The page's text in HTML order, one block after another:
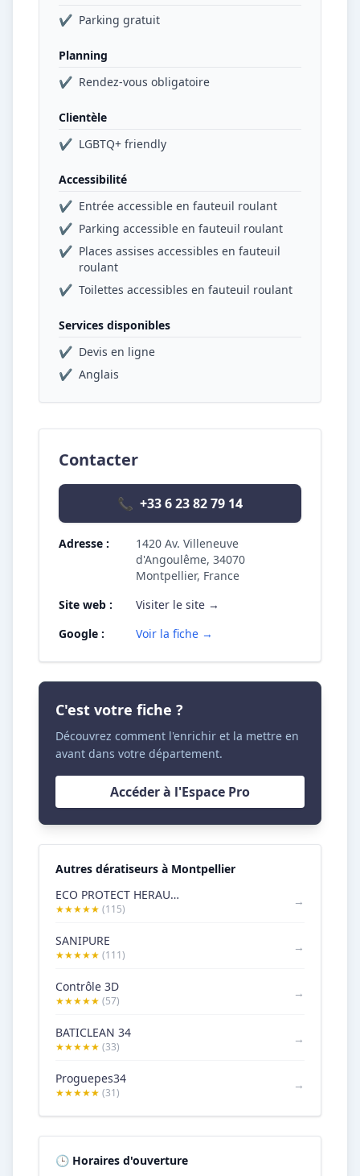
✔ Parking gratuit
Planning
✔ Rendez-vous obligatoire
Clientèle
✔ LGBTQ+ friendly
Accessibilité
✔ Entrée accessible en fauteuil roulant
✔ Parking accessible en fauteuil roulant
✔ Places assises accessibles en fauteuil
roulant
✔ Toilettes accessibles en fauteuil roulant
Services disponibles
✔ Devis en ligne
✔ Anglais
Contacter
📞 +33 6 23 82 79 14
Adresse :
1420 Av. Villeneuve
d'Angoulême, 34070
Montpellier, France
Site web :
Visiter le site →
Google :
Voir la fiche →
C'est votre fiche ?
Découvrez comment l'enrichir et la mettre en
avant dans votre département.
Accéder à l'Espace Pro
Autres dératiseurs à Montpellier
ECO PROTECT HERAULT – Dératisation & Désinsectisation à Montpellier (34)
★★★★★ (115)
→
SANIPURE
★★★★★ (111)
→
Contrôle 3D
★★★★★ (57)
→
BATICLEAN 34
★★★★★ (33)
→
Proguepes34
★★★★★ (31)
→
🕒 Horaires d'ouverture